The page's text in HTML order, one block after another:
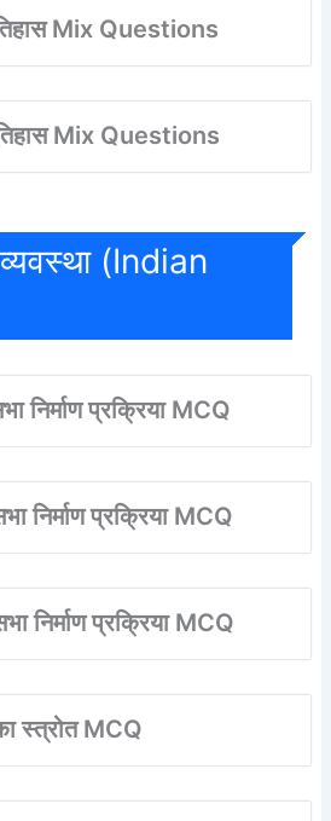
Mix Questions
Mix Questions
(Indian
निर्माण प्रक्रिया MCQ
निर्माण प्रक्रिया MCQ
निर्माण प्रक्रिया MCQ
स्त्रोत MCQ